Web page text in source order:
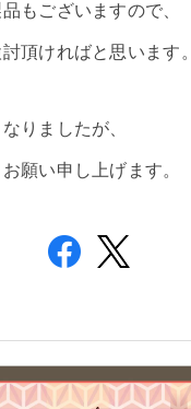
もございますので、
頂ければと思います。
りましたが、
願い申し上げます。